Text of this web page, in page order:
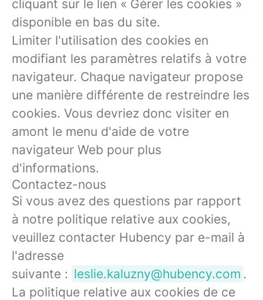
cliquant sur le lien « Gérer les cookies »
disponible en bas du site.
Limiter l'utilisation des cookies en
modifiant les paramètres relatifs à votre
navigateur. Chaque navigateur propose
une manière différente de restreindre les
cookies. Vous devriez donc visiter en
amont le menu d'aide de votre
navigateur Web pour plus
d'informations.
Contactez-nous
Si vous avez des questions par rapport
à notre politique relative aux cookies,
veuillez contacter Hubency par e-mail à
l'adresse
suivante : leslie.kaluzny@hubency.com .
La politique relative aux cookies de ce